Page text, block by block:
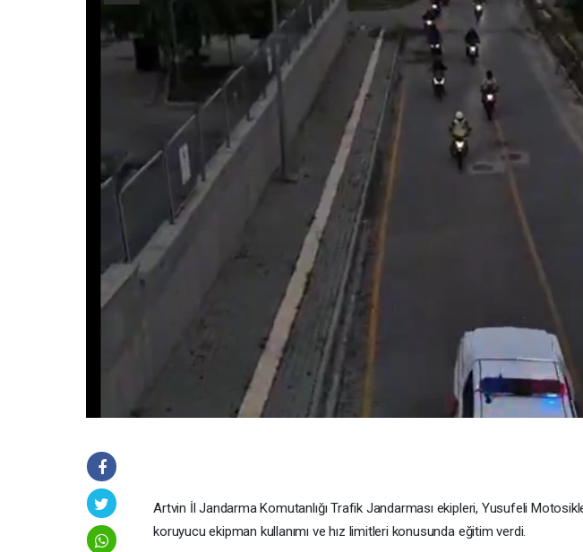
Artvin İl Jandarma Komutanlığı Trafik Jandarması ekipleri, Yusufeli
koruyucu ekipman kullanımı ve hız limitleri konusunda eğitim verdi.